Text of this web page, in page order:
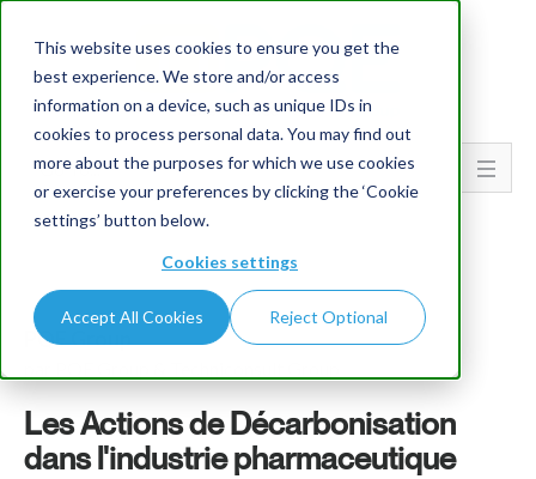
This website uses cookies to ensure you get the
best experience. We store and/or access
information on a device, such as unique IDs in
cookies to process personal data. You may find out
more about the purposes for which we use cookies
or exercise your preferences by clicking the ‘Cookie
settings’ button below.
Cookies settings
Accept All Cookies Reject Optional
Go To...
PQE Group
Les Actions de Décarbonisation
dans l'industrie pharmaceutique